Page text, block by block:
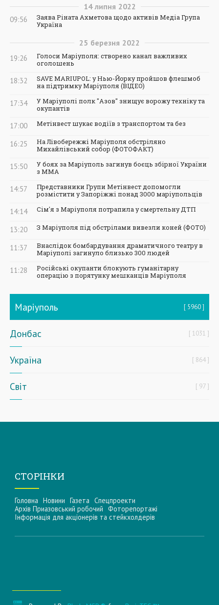
14 липня 2022
09:56
Заява Ріната Ахметова щодо активів Медіа Група
Україна
25 березня 2022
19:26
Голоси Маріуполя: створено канал важливих
оголошень
18:32
SAVE MARIUPOL: у Нью-Йорку пройшов флешмоб
на підтримку Маріуполя (ВІДЕО)
17:34
У Маріуполі полк "Азов" знищує ворожу техніку та
окупантів
17:00 Метінвест шукає водіїв з транспортом та без
16:25
На Лівобережжі Маріуполя обстріляно
Михайлівський собор (ФОТОФАКТ)
15:50
У боях за Маріуполь загинув боєць збірної України
з ММА
14:57
Представники Групи Метінвест допомогли
розмістити у Запоріжжі понад 3000 маріупольців
14:14 Сім'я з Маріуполя потрапила у смертельну ДТП
13:20 З Маріуполя під обстрілами вивезли коней (ФОТО)
11:37
Внаслідок бомбардування драматичного театру в
Маріуполі загинуло близько 300 людей
11:28
Російські окупанти блокують гуманітарну
операцію з порятунку мешканців Маріуполя
Маріуполь 5960
Донбас 1031
Україна 864
Світ 97
СТОРІНКИ
Головна Новини Газета Спецпроекти
Архів Приазовський робочий Фоторепортажі
Інформацiя для акцiонерiв та стейкхолдерiв